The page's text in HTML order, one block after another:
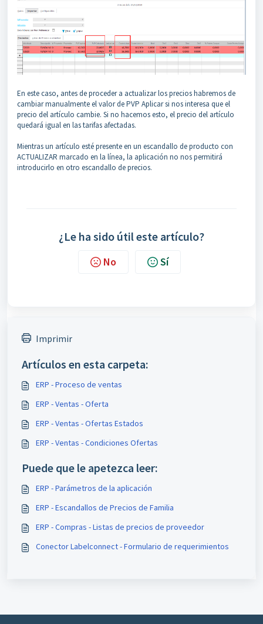
En este caso, antes de proceder a actualizar los precios habremos de
cambiar manualmente el valor de PVP Aplicar si nos interesa que el
precio del artículo cambie. Si no hacemos esto, el precio del artículo
quedará igual en las tarifas afectadas.
Mientras un artículo esté presente en un escandallo de producto con
ACTUALIZAR marcado en la línea, la aplicación no nos permitirá
introducirlo en otro escandallo de precios.
¿Le ha sido útil este artículo?
No Sí
Imprimir
Artículos en esta carpeta:
ERP - Proceso de ventas
ERP - Ventas - Oferta
ERP - Ventas - Ofertas Estados
ERP - Ventas - Condiciones Ofertas
Puede que le apetezca leer:
ERP - Parámetros de la aplicación
ERP - Escandallos de Precios de Familia
ERP - Compras - Listas de precios de proveedor
Conector Labelconnect - Formulario de requerimientos